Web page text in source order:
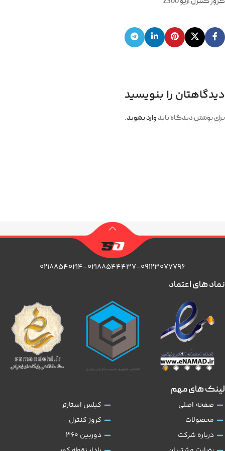
دیدگاهتان را بنویسید
برای نوشتن دیدگاه باید وارد بشوید.
۰۲۱۸۸۵۴۰۲۱۴-۰۲۱۸۸۵۴۴۴۳۷-۰۹۱۲۳۰۷۷۷۹۶
لینک های مهم
صفحه اصلی
محصولات
درباره شرکت
کیلس استارتر
کروز کنترل
دوربین 360
نماد های اعتماد